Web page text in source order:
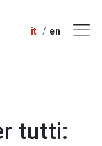
it en
tutti: